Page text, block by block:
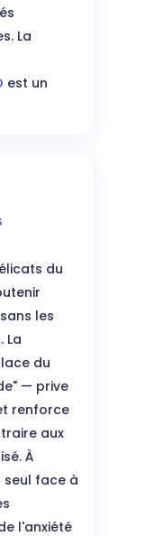
La
est un
du
les
La
du
— prive
renforce
aux
À
seul face à
l'anxiété